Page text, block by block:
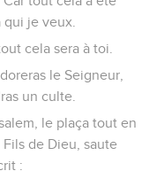
je veux.
cela sera à toi.
le Seigneur,
un culte.
le plaça tout en
de Dieu, saute
: